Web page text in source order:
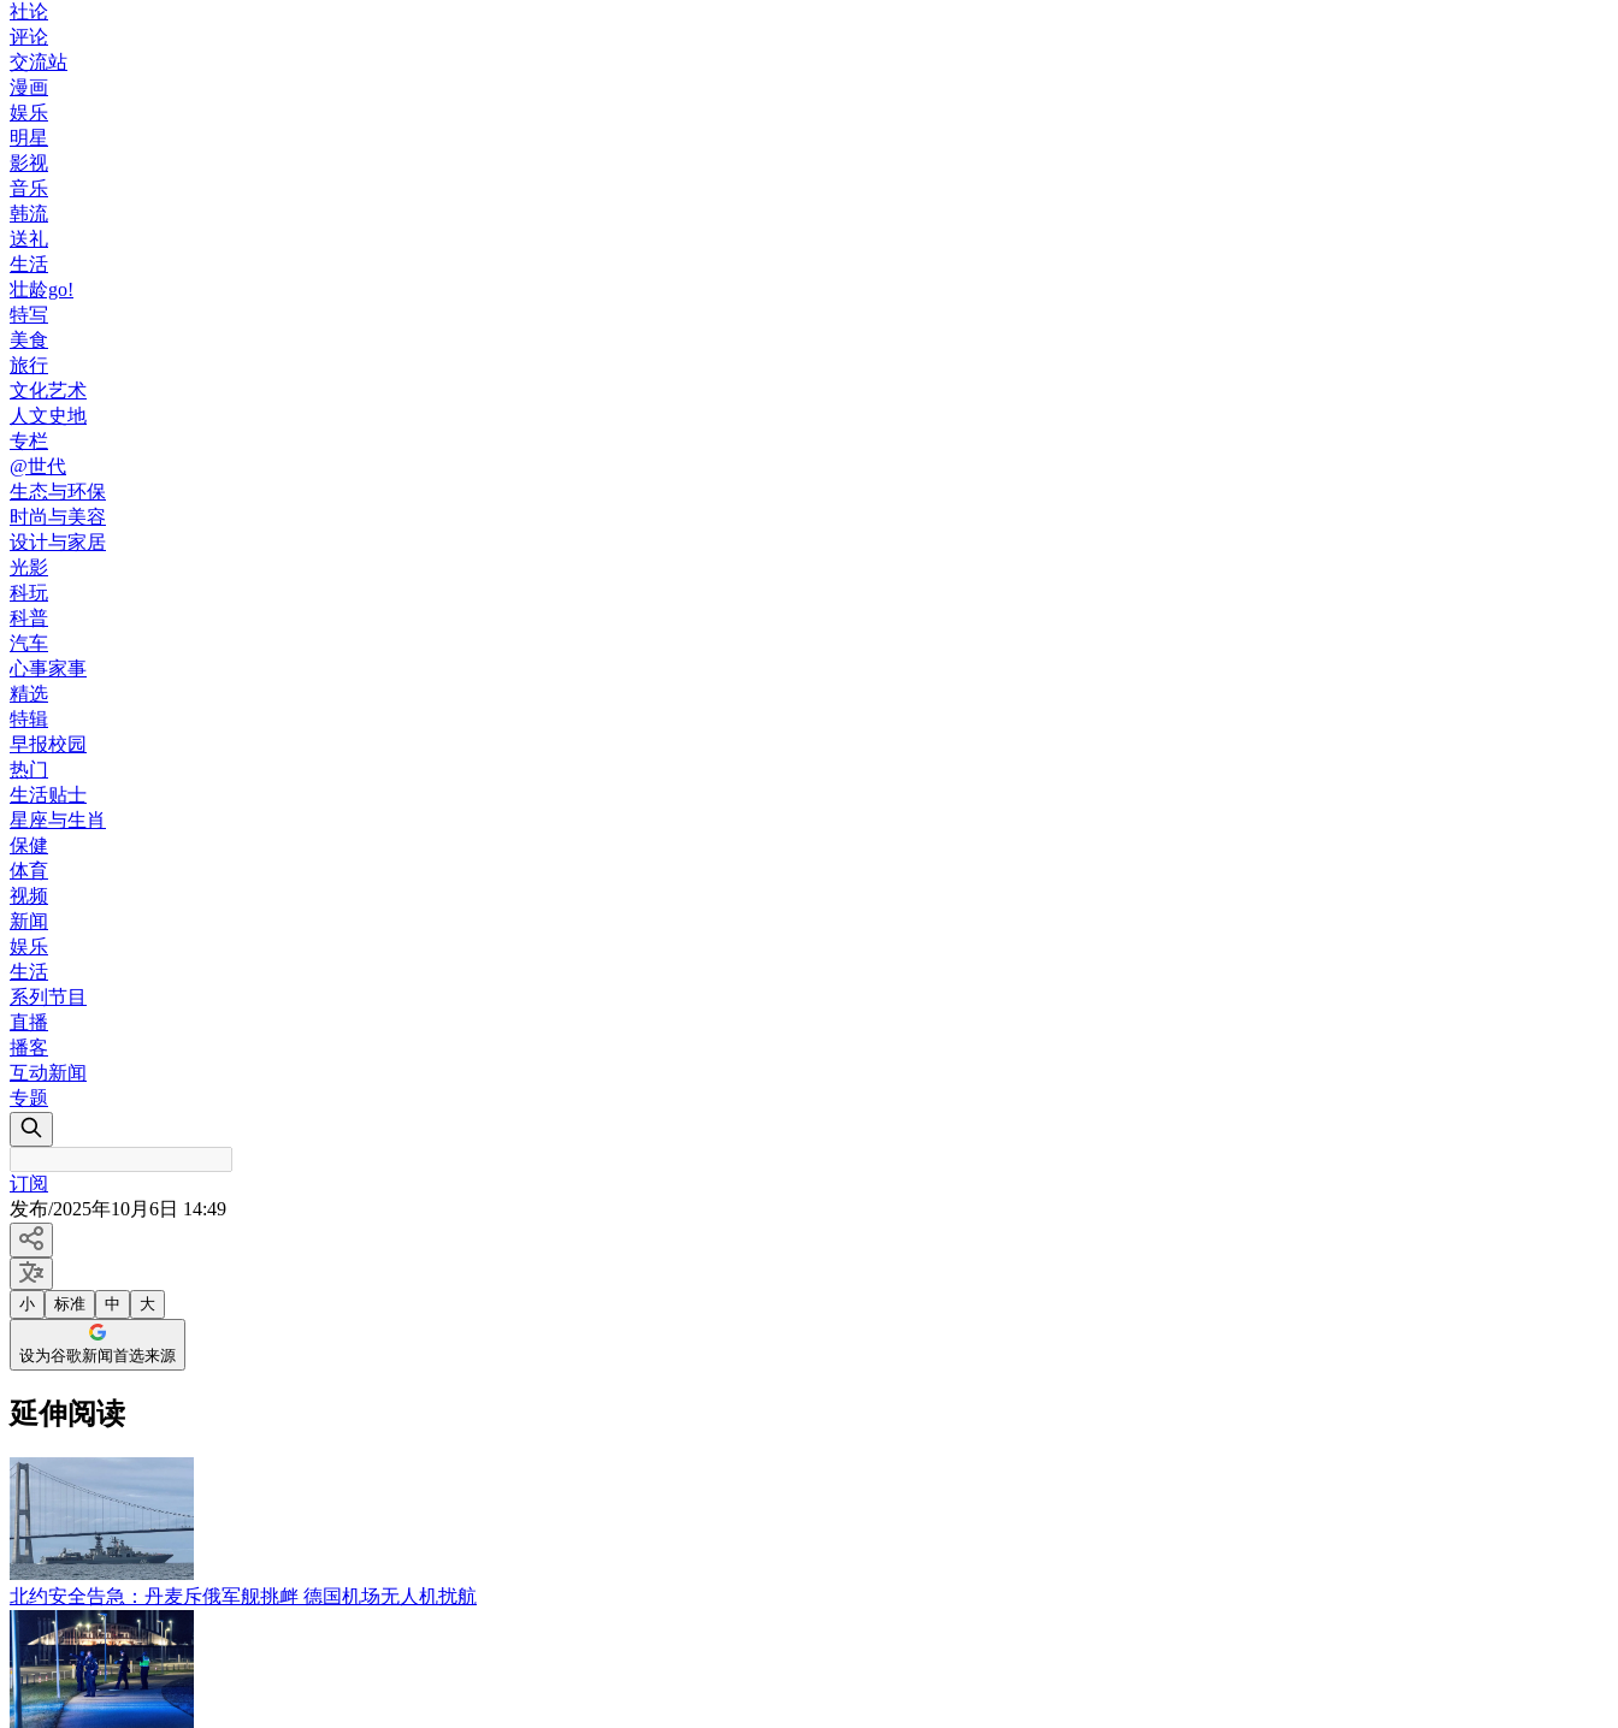
社论
评论
交流站
漫画
娱乐
明星
影视
音乐
韩流
送礼
生活
壮龄go!
特写
美食
旅行
文化艺术
人文史地
专栏
@世代
生态与环保
时尚与美容
设计与家居
光影
科玩
科普
汽车
心事家事
精选
特辑
早报校园
热门
生活贴士
星座与生肖
保健
体育
视频
新闻
娱乐
生活
系列节目
直播
播客
互动新闻
专题
订阅
发布/2025年10月6日 14:49
小 标准 中 大
设为谷歌新闻首选来源
延伸阅读
北约安全告急：丹麦斥俄军舰挑衅 德国机场无人机扰航